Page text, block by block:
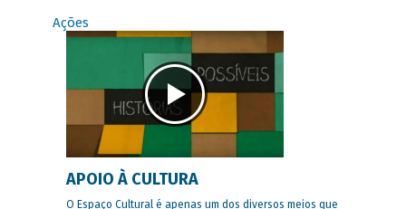
Ações
APOIO À CULTURA
O Espaço Cultural é apenas um dos diversos meios que